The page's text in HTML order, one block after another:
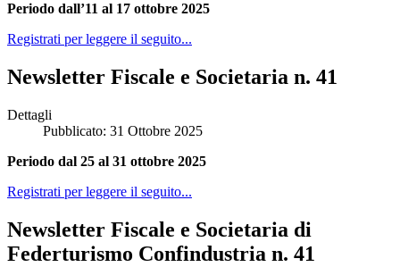
Periodo dall’11 al 17 ottobre 2025
Registrati per leggere il seguito...
Newsletter Fiscale e Societaria n. 41
Dettagli
Pubblicato: 31 Ottobre 2025
Periodo dal 25 al 31 ottobre 2025
Registrati per leggere il seguito...
Newsletter Fiscale e Societaria di
Federturismo Confindustria n. 41